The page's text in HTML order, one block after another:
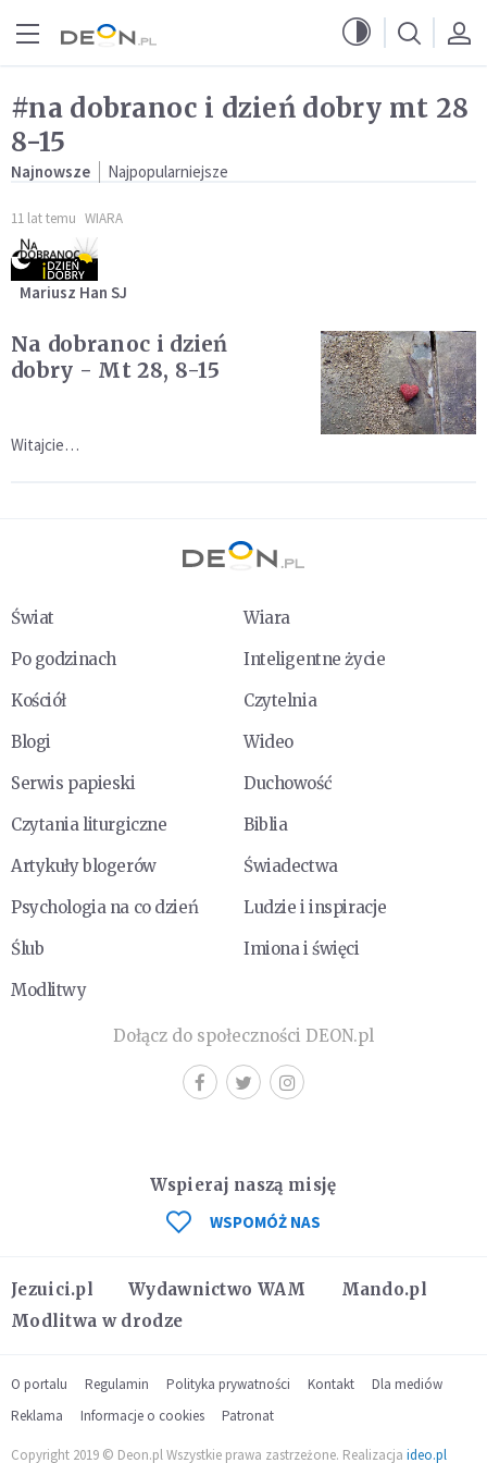
#na dobranoc i dzień dobry mt 28
8-15
Najnowsze Najpopularniejsze
11 lat temu WIARA
Mariusz Han SJ
Na dobranoc i dzień
dobry - Mt 28, 8-15
Witajcie…
Świat
Wiara
Po godzinach
Inteligentne życie
Kościół
Czytelnia
Blogi
Wideo
Serwis papieski
Duchowość
Czytania liturgiczne
Biblia
Artykuły blogerów
Świadectwa
Psychologia na co dzień
Ludzie i inspiracje
Ślub
Imiona i święci
Modlitwy
Dołącz do społeczności DEON.pl
Jezuici.pl Wydawnictwo WAM
Mando.pl
Modlitwa w drodze
Wspieraj naszą misję
WSPOMÓŻ NAS
O portalu Regulamin Polityka prywatności Kontakt
Dla mediów
Reklama
Informacje o cookies Patronat
Copyright 2019 © Deon.pl Wszystkie prawa zastrzeżone. Realizacja ideo.pl